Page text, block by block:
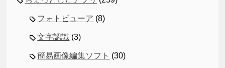
フォトビューア (8)
文字認識 (3)
簡易画像編集ソフト (30)